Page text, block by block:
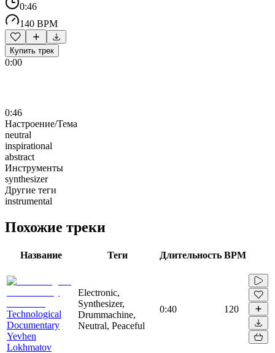
0:46
140 BPM
Купить трек
0:00
0:46
Настроение/Тема
neutral
inspirational
abstract
Инструменты
synthesizer
Другие теги
instrumental
Похожие треки
Название Теги Длительность BPM
Technological
Documentary
Yevhen
Lokhmatov
Electronic,
Synthesizer,
Drummachine,
Neutral, Peaceful
0:40 120